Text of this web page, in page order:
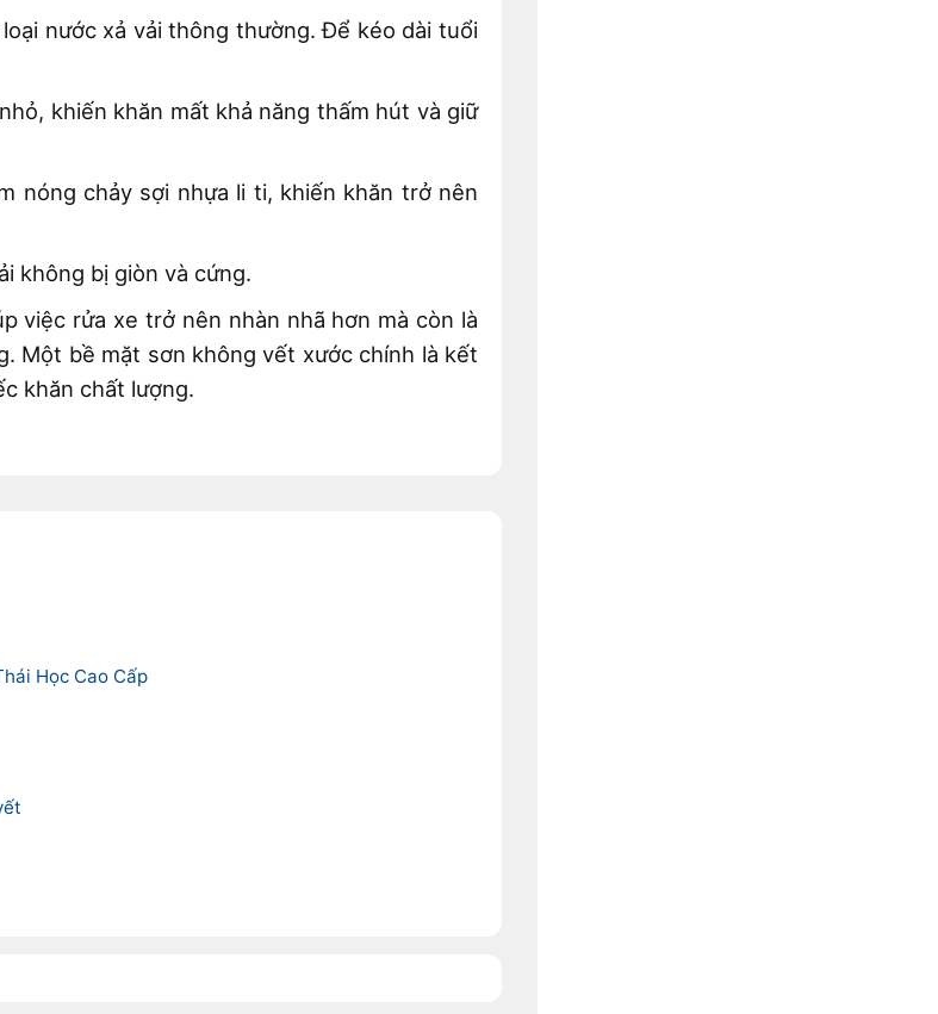
nước xả vải thông thường. Để kéo dài tuổi
khiến khăn mất khả năng thấm hút và giữ
nóng chảy sợi nhựa li ti, khiến khăn trở nên
không bị giòn và cứng.
việc rửa xe trở nên nhàn nhã hơn mà còn là
Một bề mặt sơn không vết xước chính là kết
khăn chất lượng.
Học Cao Cấp